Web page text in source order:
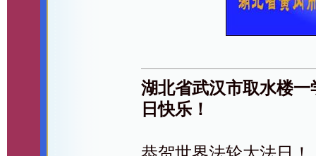
湖北省武汉市取水楼
日快乐！